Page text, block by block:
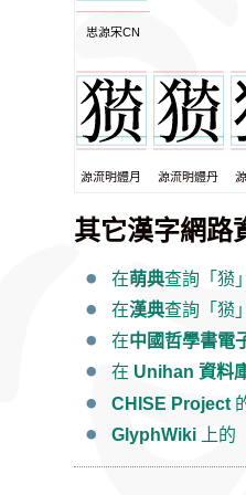
思源宋CN
源流明體月 源流明體丹
其它漢字網路
在萌典查詢「㺆
在漢典查詢「㺆
在中國哲學書電
在 Unihan 資料
CHISE Project
GlyphWiki 上的